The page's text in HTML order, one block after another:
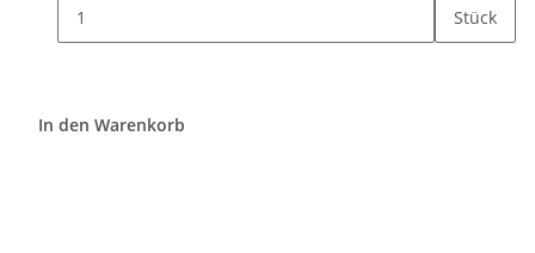
Stück
In den Warenkorb